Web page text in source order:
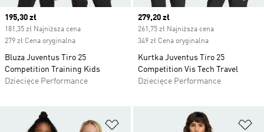
Current price
195,30 zł
181,35 zł Najniższa cena
279 zł Cena oryginalna
Bluza Juventus Tiro 25
Competition Training Kids
Dziecięce Performance
Current price
279,20 zł
261,75 zł Najniższa cena
349 zł Cena oryginalna
Kurtka Juventus Tiro 25
Competition Vis Tech Travel
Dziecięce Performance
Dodaj do listy życzeń